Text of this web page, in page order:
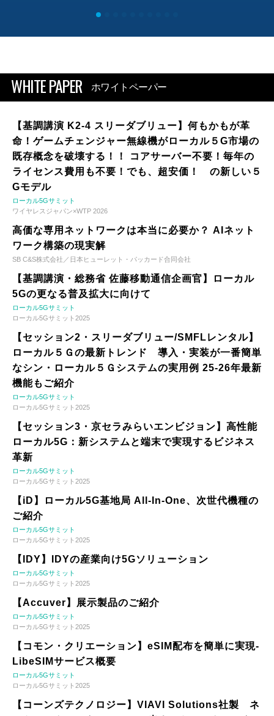
WHITE PAPER ホワイトペーパー
【基調講演 K2-4 スリーダブリュー】何もかもが革
命！ゲームチェンジャー無線機がローカル５G市場の
既存概念を破壊する！！ コアサーバー不要！毎年の
ライセンス費用も不要！でも、超安価！ の新しい５
Gモデル
ローカル5Gサミット
ワイヤレスジャパン×WTP 2026
高価な専用ネットワークは本当に必要か？ AIネット
ワーク構築の現実解
SB C&S株式会社／日本ヒューレット・パッカード合同会社
【基調講演・総務省 佐藤移動通信企画官】ローカル
5Gの更なる普及拡大に向けて
ローカル5Gサミット
ローカル5Gサミット2025
【セッション2・スリーダブリュー/SMFLレンタル】
ローカル５Ｇの最新トレンド 導入・実装が一番簡単
なシン・ローカル５Ｇシステムの実用例 25-26年最新
機能もご紹介
ローカル5Gサミット
ローカル5Gサミット2025
【セッション3・京セラみらいエンビジョン】高性能
ローカル5G：新システムと端末で実現するビジネス
革新
ローカル5Gサミット
ローカル5Gサミット2025
【iD】ローカル5G基地局 All-In-One、次世代機種の
ご紹介
ローカル5Gサミット
ローカル5Gサミット2025
【IDY】IDYの産業向け5Gソリューション
ローカル5Gサミット
ローカル5Gサミット2025
【Accuver】展示製品のご紹介
ローカル5Gサミット
ローカル5Gサミット2025
【コモン・クリエーション】eSIM配布を簡単に実現-
LibeSIMサービス概要
ローカル5Gサミット
ローカル5Gサミット2025
【コーンズテクノロジー】VIAVI Solutions社製 ネ